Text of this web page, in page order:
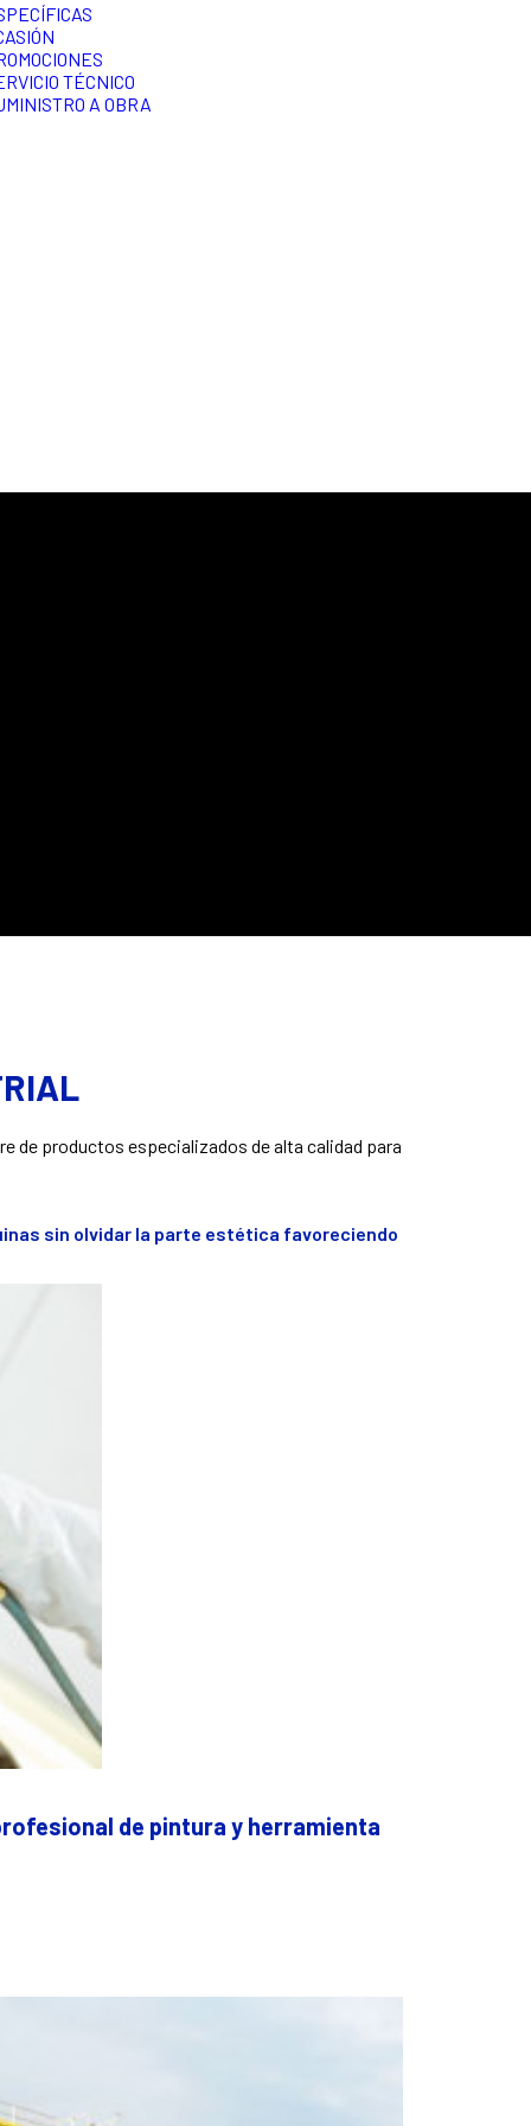
TÉCNICO
A OBRA
de productos especializados de alta calidad para
sin olvidar la parte estética favoreciendo
de pintura y herramienta